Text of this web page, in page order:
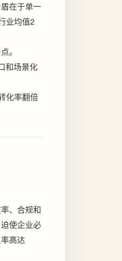
在于单一
业均值2
。
和场景化
化率翻倍
、合规和
使企业必
高达